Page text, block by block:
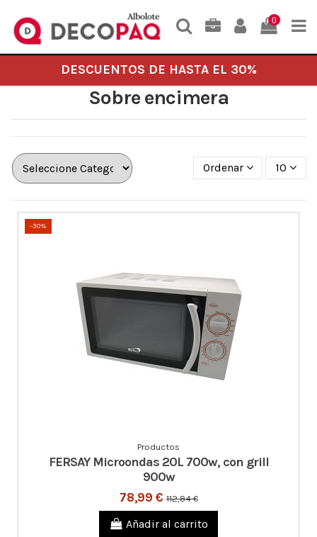
0
DESCUENTOS DE HASTA EL 30%
Sobre encimera
Ordenar 10
-30%
Productos
FERSAY Microondas 20L 700w, con grill
900w
78,99 €112,84 €
Añadir al carrito